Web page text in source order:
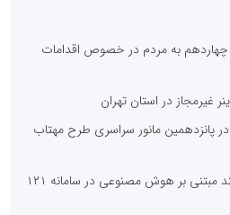
به مردم در خصوص اقدامات
غیرمجاز در پانزدهمین مانور سراسری طرح مهتاب
رونمایی از پاسخگویی هوشمند مبتنی بر هوش مصنوعی در سامانه ۱۲۱